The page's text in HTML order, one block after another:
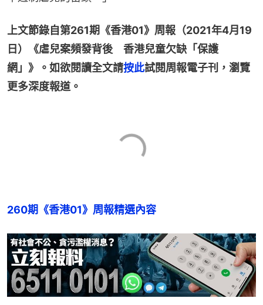
上文節錄自第261期《香港01》周報（2021年4月19
日）《虐兒案頻發背後　香港兒童欠缺「保護
網」》。如欲閱讀全文請按此試閱周報電子刊，瀏覽
更多深度報道。
260期《香港01》周報精選內容